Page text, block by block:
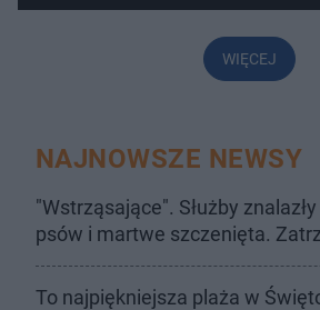
WIĘCEJ
NAJNOWSZE NEWSY
"Wstrząsające". Służby
psów i martwe szczenięta.
To najpiękniejsza plaża w